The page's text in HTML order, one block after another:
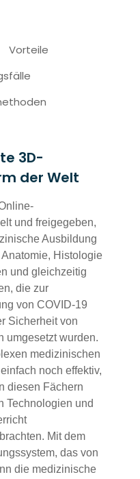
Vorteile
3D-
der Welt
und freigegeben,
Ausbildung
Histologie
und gleichzeitig
die zur
von COVID-19
Sicherheit von
umgesetzt wurden.
medizinischen
noch effektiv,
diesen Fächern
Technologien und
Mit dem
das von
die medizinische